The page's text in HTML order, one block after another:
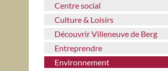
Centre social
Culture & Loisirs
Découvrir Villeneuve de Berg
Entreprendre
Environnement